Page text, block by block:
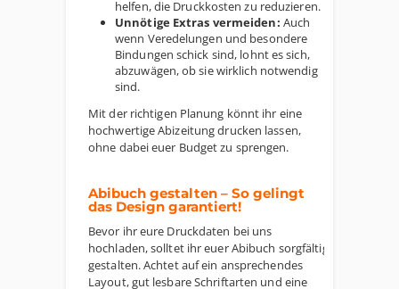
helfen, die Druckkosten zu reduzieren.
Unnötige Extras vermeiden: Auch
wenn Veredelungen und besondere
Bindungen schick sind, lohnt es sich,
abzuwägen, ob sie wirklich notwendig
sind.
Mit der richtigen Planung könnt ihr eine
hochwertige Abizeitung drucken lassen,
ohne dabei euer Budget zu sprengen.
Abibuch gestalten – So gelingt
das Design garantiert!
Bevor ihr eure Druckdaten bei uns
hochladen, solltet ihr euer Abibuch sorgfältig
gestalten. Achtet auf ein ansprechendes
Layout, gut lesbare Schriftarten und eine